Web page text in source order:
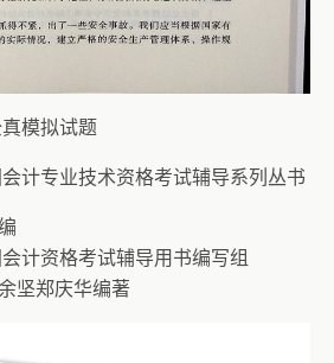
模拟试题
计专业技术资格考试辅导系列丛书
计资格考试辅导用书编写组
坚郑庆华编著